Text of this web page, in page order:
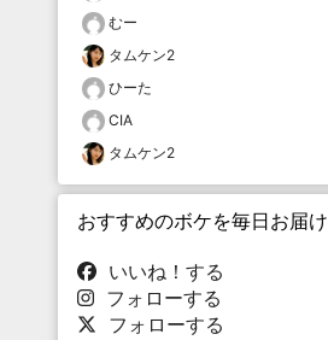
むー
タムケン2
ひーた
CIA
タムケン2
おすすめのボケを毎日お届け
いいね！する
フォローする
フォローする